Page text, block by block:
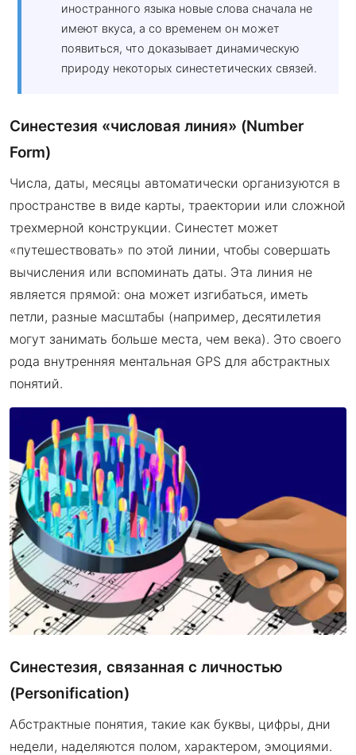
иностранного языка новые слова сначала не
имеют вкуса, а со временем он может
появиться, что доказывает динамическую
природу некоторых синестетических связей.
Синестезия «числовая линия» (Number
Form)
Числа, даты, месяцы автоматически организуются в
пространстве в виде карты, траектории или сложной
трехмерной конструкции. Синестет может
«путешествовать» по этой линии, чтобы совершать
вычисления или вспоминать даты. Эта линия не
является прямой: она может изгибаться, иметь
петли, разные масштабы (например, десятилетия
могут занимать больше места, чем века). Это своего
рода внутренняя ментальная GPS для абстрактных
понятий.
Синестезия, связанная с личностью
(Personification)
Абстрактные понятия, такие как буквы, цифры, дни
недели, наделяются полом, характером, эмоциями.